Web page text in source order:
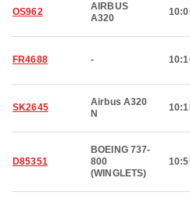
OS962
AIRBUS
A320
FR4688 -
SK2645
Airbus A320
N
D85351
BOEING 737-
800
(WINGLETS)